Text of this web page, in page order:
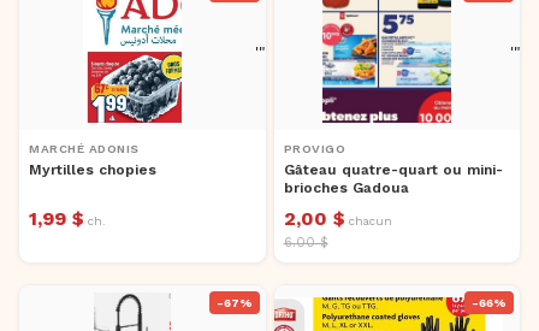
'">
MARCHÉ ADONIS
Myrtilles chopies
1,99 $ ch.
'">
PROVIGO
Gâteau quatre-quart ou mini-
brioches Gadoua
2,00 $ chacun
6.00 $
-67% -66%